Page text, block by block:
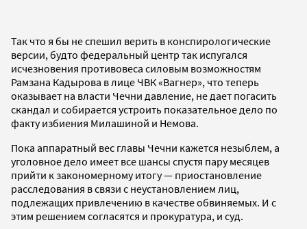
Так что я бы не спешил верить в конспирологические
версии, будто федеральный центр так испугался
исчезновения противовеса силовым возможностям
Рамзана Кадырова в лице ЧВК «Вагнер», что теперь
оказывает на власти Чечни давление, не дает погасить
скандал и собирается устроить показательное дело по
факту избиения Милашиной и Немова.
Пока аппаратный вес главы Чечни кажется незыблем, а
уголовное дело имеет все шансы спустя пару месяцев
прийти к закономерному итогу — приостановление
расследования в связи с неустановлением лиц,
подлежащих привлечению в качестве обвиняемых. И с
этим решением согласятся и прокуратура, и суд.